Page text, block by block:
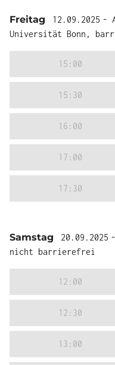
Freitag 12.09.2025 -
Universität Bonn,
15:00
15:30
16:00
17:00
17:30
Samstag 20.09.2025
nicht barrierefrei
12:00
12:30
13:00